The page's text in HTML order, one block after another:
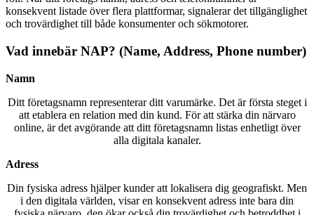
konsekvent listade över flera plattformar, signalerar det tillgänglighet
och trovärdighet till både konsumenter och sökmotorer.
Vad innebär NAP? (Name, Address, Phone number)
Namn
Ditt företagsnamn representerar ditt varumärke. Det är första steget i
att etablera en relation med din kund. För att stärka din närvaro
online, är det avgörande att ditt företagsnamn listas enhetligt över
alla digitala kanaler.
Adress
Din fysiska adress hjälper kunder att lokalisera dig geografiskt. Men
i den digitala världen, visar en konsekvent adress inte bara din